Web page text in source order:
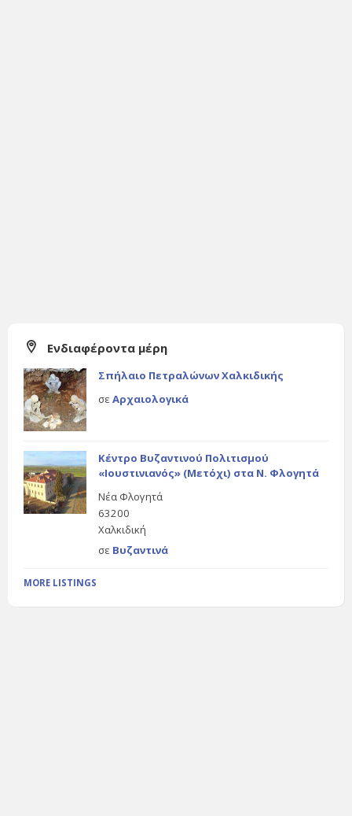
Ενδιαφέροντα μέρη
Σπήλαιο Πετραλώνων Χαλκιδικής
σε Αρχαιολογικά
Κέντρο Βυζαντινού Πολιτισμού
«Ιουστινιανός» (Μετόχι) στα Ν. Φλογητά
Νέα Φλογητά
63200
Χαλκιδική
σε Βυζαντινά
MORE LISTINGS